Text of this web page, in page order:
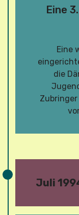
Eine
Eine
die
Juli